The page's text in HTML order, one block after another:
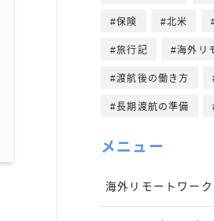
保険 北米
旅行記 海外リ
渡航後の働き方
長期渡航の準備
メニュー
海外リモートワーク